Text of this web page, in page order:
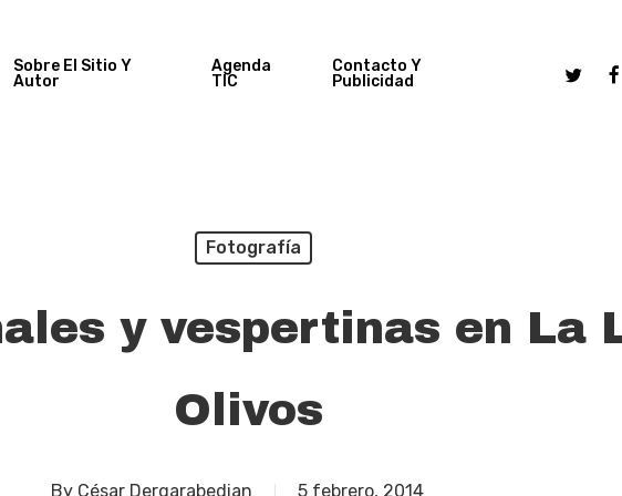
Sobre El Sitio Y
Autor
Agenda
TIC
Contacto Y
Publicidad
Twitter
Fotografía
y vespertinas en La
Olivos
By César Dergarabedian 5 febrero, 2014